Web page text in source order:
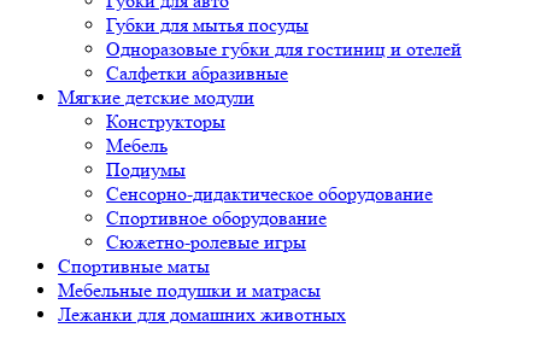
Губки для мытья посуды
Одноразовые губки для гостиниц и отелей
Салфетки абразивные
Мягкие детские модули
Конструкторы
Мебель
Подиумы
Сенсорно-дидактическое оборудование
Спортивное оборудование
Сюжетно-ролевые игры
Спортивные маты
Мебельные подушки и матрасы
Лежанки для домашних животных